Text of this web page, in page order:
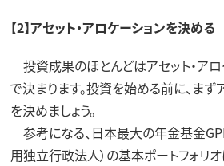
【2】アセット・アロケーションを決める
投資成果のほとんどはアセット・アロ
で決まります。投資を始める前に、まず
を決めましょう。
参考になる、日本最大の年金基金
用独立行政法人）の基本ポートフォリ